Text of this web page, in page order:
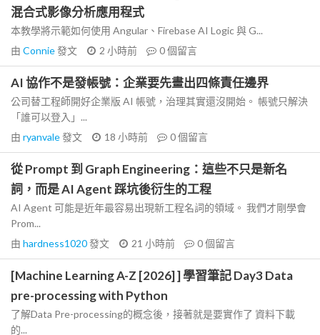
混合式影像分析應用程式
本教學將示範如何使用 Angular、Firebase AI Logic 與 G...
由 Connie發文 2 小時前 0個留言
AI 協作不是發帳號：企業要先畫出四條責任邊界
公司替工程師開好企業版 AI 帳號，治理其實還沒開始。 帳號只解決
「誰可以登入」...
由 ryanvale發文 18 小時前 0個留言
從 Prompt 到 Graph Engineering：這些不只是新名
詞，而是 AI Agent 踩坑後衍生的工程
AI Agent 可能是近年最容易出現新工程名詞的領域。 我們才剛學會
Prom...
由 hardness1020發文 21 小時前 0個留言
[Machine Learning A-Z [2026] ] 學習筆記 Day3 Data
pre-processing with Python
了解Data Pre-processing的概念後，接著就是要實作了 資料下載
的...